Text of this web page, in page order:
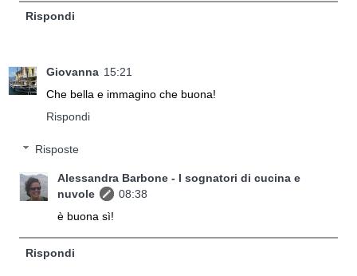
Rispondi
Giovanna 15:21
Che bella e immagino che buona!
Rispondi
Risposte
Alessandra Barbone - I sognatori di cucina e
nuvole
08:38
è buona sì!
Rispondi